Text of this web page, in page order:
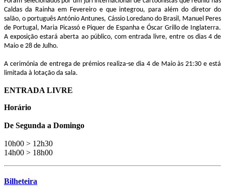
Caldas da Rainha em Fevereiro e que integrou, para além do diretor do
salão, o português António Antunes, Cássio Loredano do Brasil, Manuel Peres
de Portugal, Maria Picassó e Piquer de Espanha e Óscar Grillo de Inglaterra.
A exposição estará aberta ao público, com entrada livre, entre os dias 4 de
Maio e 28 de Julho.
A cerimónia de entrega de prémios realiza-se dia 4 de Maio às 21:30 e está
limitada à lotação da sala.
ENTRADA LIVRE
Horário
De Segunda a Domingo
10h00 > 12h30
14h00 > 18h00
Bilheteira